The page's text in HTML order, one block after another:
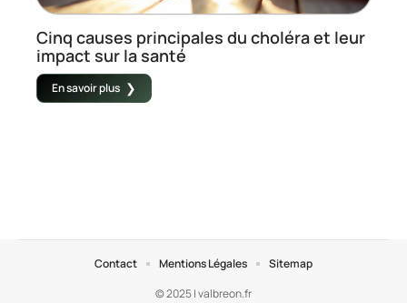
Cinq causes principales du choléra et leur
impact sur la santé
En savoir plus
© 2025 | valbreon.fr
Contact Mentions Légales Sitemap